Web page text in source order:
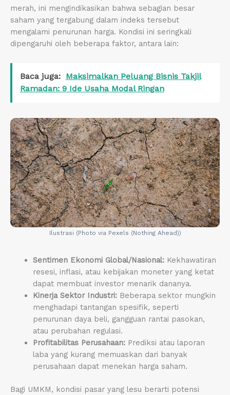
merah, ini mengindikasikan bahwa sebagian besar
saham yang tergabung dalam indeks tersebut
mengalami penurunan harga. Kondisi ini seringkali
dipengaruhi oleh beberapa faktor, antara lain:
Baca juga:
Maksimalkan Peluang Bisnis Takjil
Ramadan: 9 Ide Usaha Modal Ringan
Ilustrasi (Photo via Pexels (Nothing Ahead))
Sentimen Ekonomi Global/Nasional:Kekhawatiran
resesi, inflasi, atau kebijakan moneter yang ketat
dapat membuat investor menarik dananya.
Kinerja Sektor Industri:Beberapa sektor mungkin
menghadapi tantangan spesifik, seperti
penurunan daya beli, gangguan rantai pasokan,
atau perubahan regulasi.
Profitabilitas Perusahaan:Prediksi atau laporan
laba yang kurang memuaskan dari banyak
perusahaan dapat menekan harga saham.
Bagi UMKM, kondisi pasar yang lesu berarti potensi